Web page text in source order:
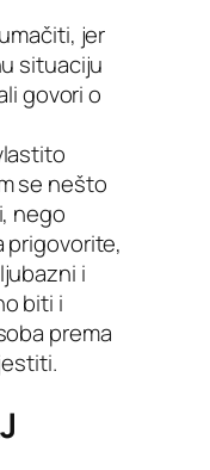
jer
situaciju
govori o
se nešto
nego
prigovorite,
i
biti i
prema